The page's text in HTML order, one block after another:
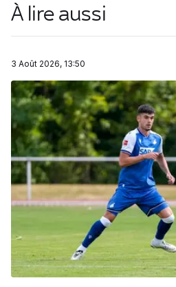
À lire aussi
3 Août 2026, 13:50